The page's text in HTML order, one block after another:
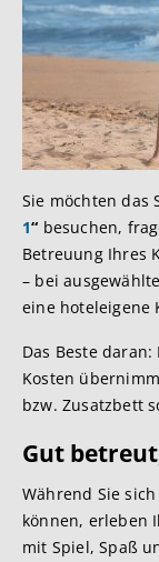
Sie möchten das
1“ besuchen,
Betreuung Ihres
– bei
eine hoteleigene
Das Beste
Kosten
bzw. Zusatzbett
Gut
Während Sie
können, erleben
mit Spiel, Spaß